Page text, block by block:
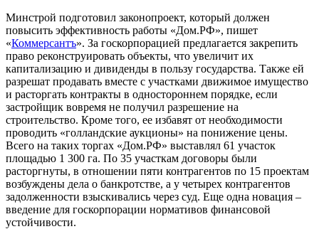
Минстрой подготовил законопроект, который должен
повысить эффективность работы «Дом.РФ», пишет
«Коммерсантъ». За госкорпорацией предлагается закрепить
право реконструировать объекты, что увеличит их
капитализацию и дивиденды в пользу государства. Также ей
разрешат продавать вместе с участками движимое имущество
и расторгать контракты в одностороннем порядке, если
застройщик вовремя не получил разрешение на
строительство. Кроме того, ее избавят от необходимости
проводить «голландские аукционы» на понижение цены.
Всего на таких торгах «Дом.РФ» выставлял 61 участок
площадью 1 300 га. По 35 участкам договоры были
расторгнуты, в отношении пяти контрагентов по 15 проектам
возбуждены дела о банкротстве, а у четырех контрагентов
задолженности взыскивались через суд. Еще одна новация –
введение для госкорпорации нормативов финансовой
устойчивости.